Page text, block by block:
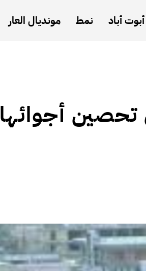
أباد نمط مونديال العار
أجوائها